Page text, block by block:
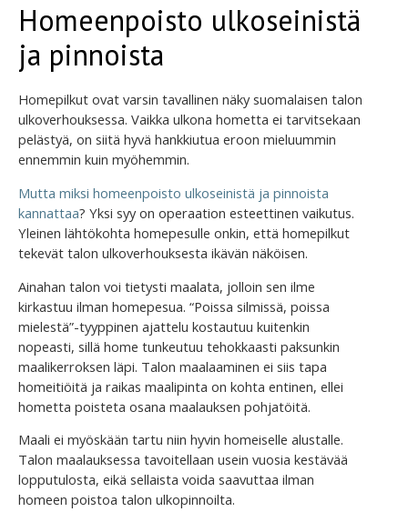
Homeenpoisto ulkoseinistä
ja pinnoista
Homepilkut ovat varsin tavallinen näky suomalaisen talon
ulkoverhouksessa. Vaikka ulkona hometta ei tarvitsekaan
pelästyä, on siitä hyvä hankkiutua eroon mieluummin
ennemmin kuin myöhemmin.
Mutta miksi homeenpoisto ulkoseinistä ja pinnoista
kannattaa? Yksi syy on operaation esteettinen vaikutus.
Yleinen lähtökohta homepesulle onkin, että homepilkut
tekevät talon ulkoverhouksesta ikävän näköisen.
Ainahan talon voi tietysti maalata, jolloin sen ilme
kirkastuu ilman homepesua. “Poissa silmissä, poissa
mielestä”-tyyppinen ajattelu kostautuu kuitenkin
nopeasti, sillä home tunkeutuu tehokkaasti paksunkin
maalikerroksen läpi. Talon maalaaminen ei siis tapa
homeitiöitä ja raikas maalipinta on kohta entinen, ellei
hometta poisteta osana maalauksen pohjatöitä.
Maali ei myöskään tartu niin hyvin homeiselle alustalle.
Talon maalauksessa tavoitellaan usein vuosia kestävää
lopputulosta, eikä sellaista voida saavuttaa ilman
homeen poistoa talon ulkopinnoilta.